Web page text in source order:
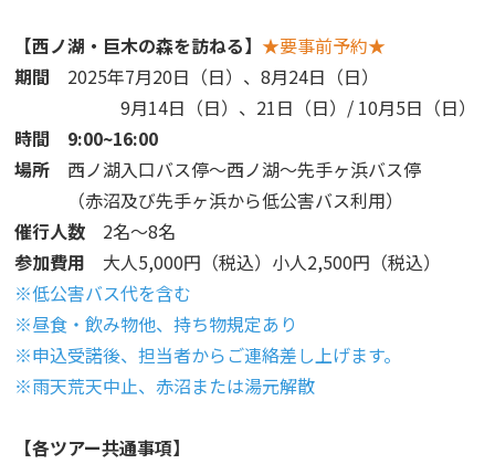
【西ノ湖・巨木の森を訪ねる】 ★要事前予約★
期間 2025年7月20日（日）、8月24日（日）
9月14日（日）、21日（日）/ 10月5日（日）
時間 9:00~16:00
場所 西ノ湖入口バス停～西ノ湖～先手ヶ浜バス停
（赤沼及び先手ヶ浜から低公害バス利用）
催行人数 2名～8名
参加費用 大人5,000円（税込）小人2,500円（税込）
※低公害バス代を含む
※昼食・飲み物他、持ち物規定あり
※申込受諾後、担当者からご連絡差し上げます。
※雨天荒天中止、赤沼または湯元解散
【各ツアー共通事項】